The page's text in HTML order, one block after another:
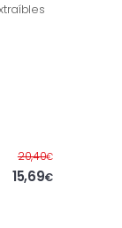
20,40€Antes
15,69€